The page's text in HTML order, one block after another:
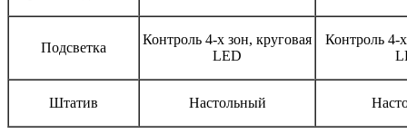
Подсветка
Контроль 4-х зон, круговая
LED
Контроль 4-
Штатив Настольный